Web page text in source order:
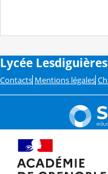
Lycée
Contacts Mentions légales